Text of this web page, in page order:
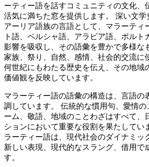
ーティー語を話すコミュニティの文化、
活気に満ちた窓を提供します。 深い文学
アーリア語族の言語として、マラーティ
ト語、ペルシャ語、アラビア語、ポルト
影響を吸収し、その語彙を豊かで多様な
家族、祭り、自然、感情、社会的交流に
何世紀にもわたる歴史を伝え、その地域
価値観を反映しています。
マラーティー語の語彙の構造は、言語の
調しています。 伝統的な慣用句、愛情
ーム、敬語、地域のことわざはすべて、
ションにおいて重要な役割を果たしてい
ラーティー語は、現代社会のダイナミッ
新しい表現、現代的なスラング、借用で
す。